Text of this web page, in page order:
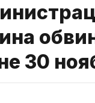
30